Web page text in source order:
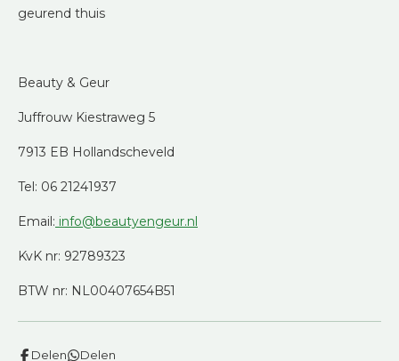
geurend thuis
Beauty & Geur
Juffrouw Kiestraweg 5
7913 EB Hollandscheveld
Tel: 06 21241937
Email: info@beautyengeur.nl
KvK nr: 92789323
BTW nr: NL00407654B51
Delen Delen